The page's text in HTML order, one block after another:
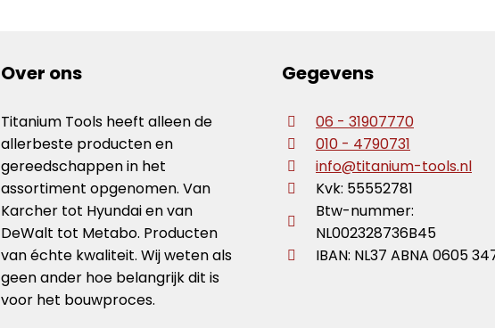
Over ons
Titanium Tools heeft alleen de
allerbeste producten en
gereedschappen in het
assortiment opgenomen. Van
Karcher tot Hyundai en van
DeWalt tot Metabo. Producten
van échte kwaliteit. Wij weten als
geen ander hoe belangrijk dit is
voor het bouwproces.
Gegevens
06 - 31907770
010 - 4790731
info@titanium-tools.nl
Kvk: 55552781
Btw-nummer:
NL002328736B45
IBAN: NL37 ABNA 0605